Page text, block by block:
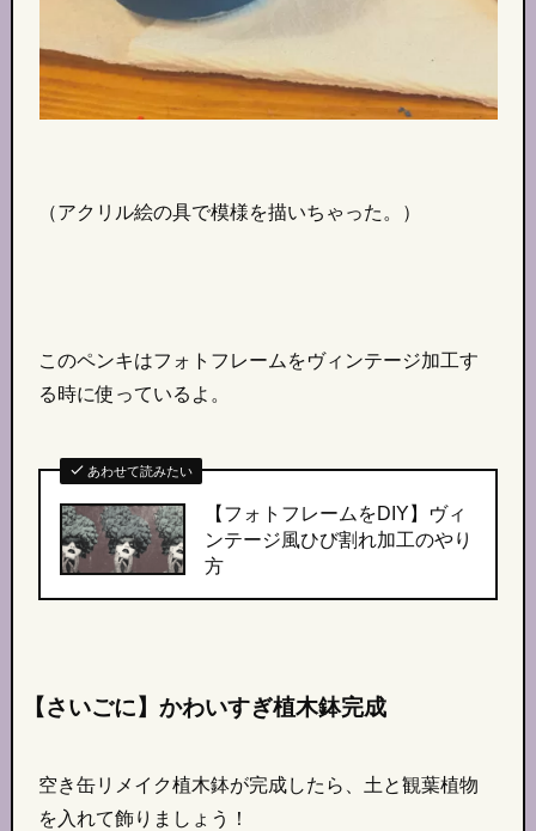
（アクリル絵の具で模様を描いちゃった。）
このペンキはフォトフレームをヴィンテージ加工す
る時に使っているよ。
あわせて読みたい
【フォトフレームをDIY】
ヴィ
ンテージ風ひび割れ加工のやり
方
【さいごに】かわいすぎ植木鉢完成
空き缶リメイク植木鉢が完成したら、土と観葉植物
を入れて飾りましょう！